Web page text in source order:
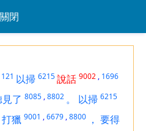
關閉
以掃 6215說話 9002 , 1696
了 8085 ,8802 。 以掃 6215
打獵 9001 ,6679 ,8800 ， 要得